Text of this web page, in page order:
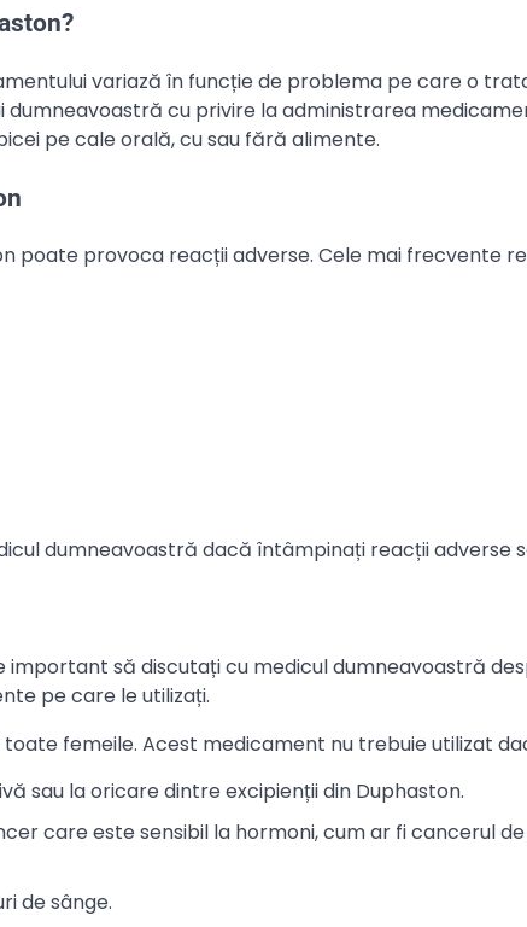
variază în funcție de problema pe care o
cu privire la administrarea
pe cale orală, cu sau fără alimente.
poate provoca reacții adverse. Cele mai frecvente
dumneavoastră dacă întâmpinați reacții adverse
important să discutați cu medicul dumneavoastră
pe care le utilizați.
femeile. Acest medicament nu trebuie utilizat
sau la oricare dintre excipienții din Duphaston.
care este sensibil la hormoni, cum ar fi cancerul
de sânge.